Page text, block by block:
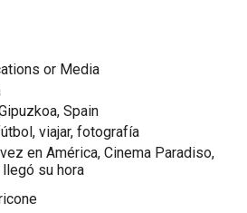
or Media
Spain
viajar, fotografía
en América, Cinema Paradiso,
su hora